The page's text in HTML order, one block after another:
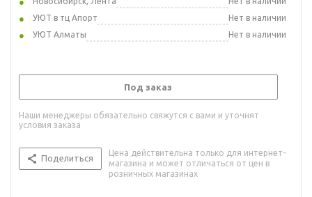
УЮТ в тц Апорт
Нет в наличии
УЮТ Алматы
Нет в наличии
Под заказ
Наши менеджеры обязательно свяжутся с вами и уточнят
условия заказа
Поделиться
Цена действительна только для интернет-
магазина и может отличаться от цен в
розничных магазинах